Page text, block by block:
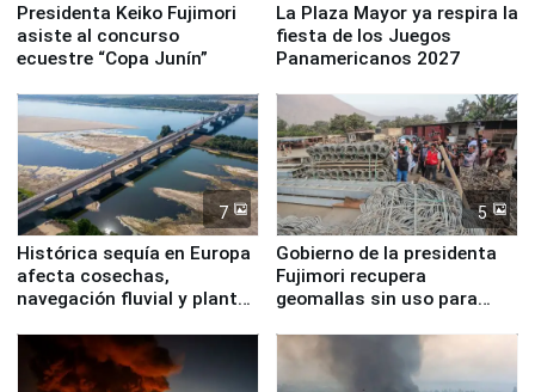
Presidenta Keiko Fujimori
asiste al concurso
ecuestre “Copa Junín”
La Plaza Mayor ya respira la
fiesta de los Juegos
Panamericanos 2027
7
Histórica sequía en Europa
afecta cosechas,
navegación fluvial y plantas
5
Gobierno de la presidenta
Fujimori recupera
geomallas sin uso para
Fenómeno El Niño